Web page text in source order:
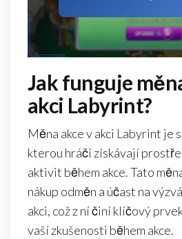
Jak funguje
akci Labyrint?
Měna akce v akci Labyrint je
kterou hráči získávají
aktivit během akce. Tato
nákup odměn a účast na
akci, což z ní činí klíčový
vaší zkušenosti během akce.